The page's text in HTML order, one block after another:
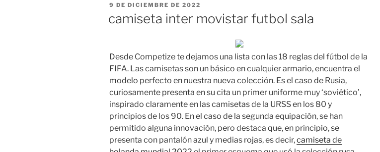
PUBLICADO
9 DE DICIEMBRE DE 2022
camiseta inter movistar futbol sala
Desde Competize te dejamos una lista con las 18 reglas del fútbol de la
FIFA. Las camisetas son un básico en cualquier armario, encuentra el
modelo perfecto en nuestra nueva colección. Es el caso de Rusia,
curiosamente presenta en su cita un primer uniforme muy ‘soviético’,
inspirado claramente en las camisetas de la URSS en los 80 y
principios de los 90. En el caso de la segunda equipación, se han
permitido alguna innovación, pero destaca que, en principio, se
presenta con pantalón azul y medias rojas, es decir,camiseta de